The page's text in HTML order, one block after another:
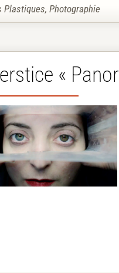
Plastiques, Photographie
«